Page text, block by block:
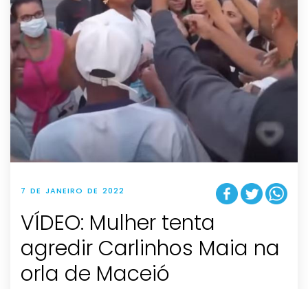
7 DE JANEIRO DE 2022
VÍDEO: Mulher tenta
agredir Carlinhos Maia na
orla de Maceió